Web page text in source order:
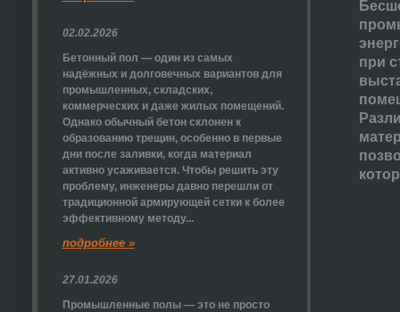
при
02.02.2026
Бетонный пол — один из самых
надёжных и долговечных вариантов для
промышленных, складских,
коммерческих и даже жилых помещений.
Однако обычный бетон склонен к
образованию трещин, особенно в первые
дни после заливки, когда материал
активно усаживается. Чтобы решить эту
проблему, инженеры давно перешли от
традиционной армирующей сетки к более
эффективному методу...
подробнее »
27.01.2026
Промышленные полы — это не просто